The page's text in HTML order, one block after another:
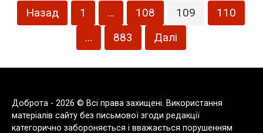
Пагінація
записів
Назад 1 … 108 109
110
…
883 Далі
Доброта - 2026 © Всі права захищені. Використання
матеріалів сайту без письмової згоди редакції
категорично забороняється і вважається порушенням